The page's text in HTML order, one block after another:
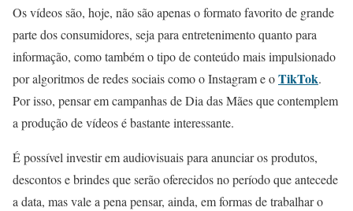
Os vídeos são, hoje, não são apenas o formato favorito de grande
parte dos consumidores, seja para entretenimento quanto para
informação, como também o tipo de conteúdo mais impulsionado
por algoritmos de redes sociais como o Instagram e oTikTok.
Por isso, pensar em campanhas de Dia das Mães que contemplem
a produção de vídeos é bastante interessante.
É possível investir em audiovisuais para anunciar os produtos,
descontos e brindes que serão oferecidos no período que antecede
a data, mas vale a pena pensar, ainda, em formas de trabalhar o